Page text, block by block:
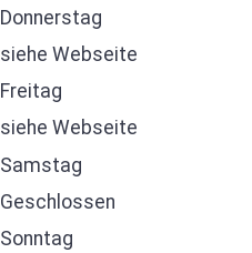
Donnerstag
siehe Webseite
Freitag
siehe Webseite
Samstag
Geschlossen
Sonntag